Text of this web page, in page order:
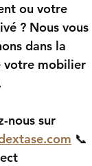
ou votre
? Nous vous
dans la
votre mobilier
nous sur
📞